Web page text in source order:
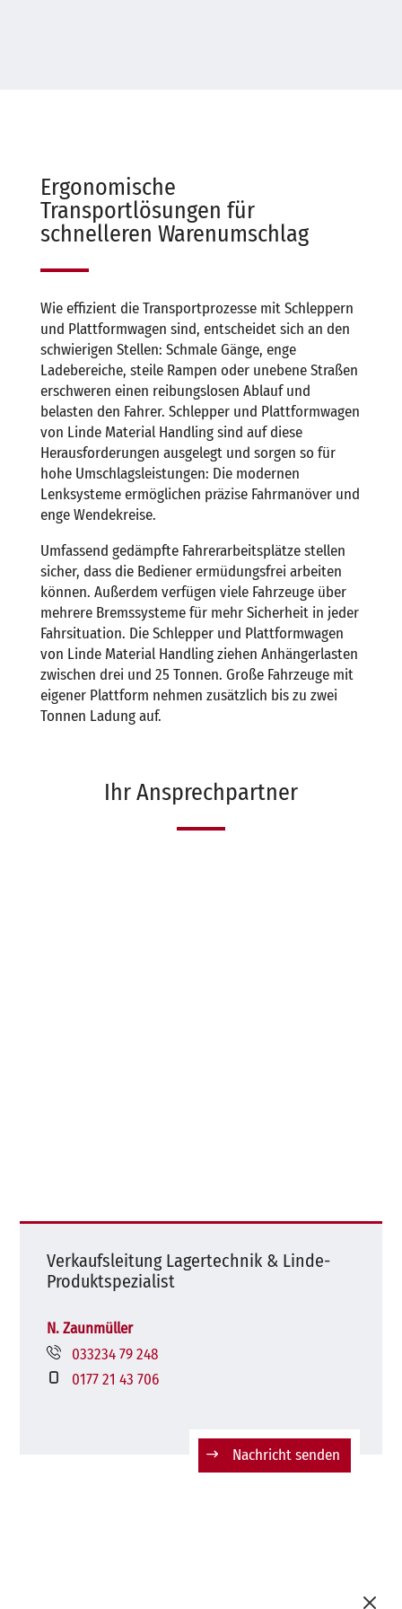
Ergonomische
Transportlösungen für
schnelleren Warenumschlag
Wie effizient die Transportprozesse mit Schleppern
und Plattformwagen sind, entscheidet sich an den
schwierigen Stellen: Schmale Gänge, enge
Ladebereiche, steile Rampen oder unebene Straßen
erschweren einen reibungslosen Ablauf und
belasten den Fahrer. Schlepper und Plattformwagen
von Linde Material Handling sind auf diese
Herausforderungen ausgelegt und sorgen so für
hohe Umschlagsleistungen: Die modernen
Lenksysteme ermöglichen präzise Fahrmanöver und
enge Wendekreise.
Umfassend gedämpfte Fahrerarbeitsplätze stellen
sicher, dass die Bediener ermüdungsfrei arbeiten
können. Außerdem verfügen viele Fahrzeuge über
mehrere Bremssysteme für mehr Sicherheit in jeder
Fahrsituation. Die Schlepper und Plattformwagen
von Linde Material Handling ziehen Anhängerlasten
zwischen drei und 25 Tonnen. Große Fahrzeuge mit
eigener Plattform nehmen zusätzlich bis zu zwei
Tonnen Ladung auf.
Ihr Ansprechpartner
Verkaufsleitung Lagertechnik & Linde-
Produktspezialist
N. Zaunmüller
033234 79 248
0177 21 43 706
Nachricht senden
M